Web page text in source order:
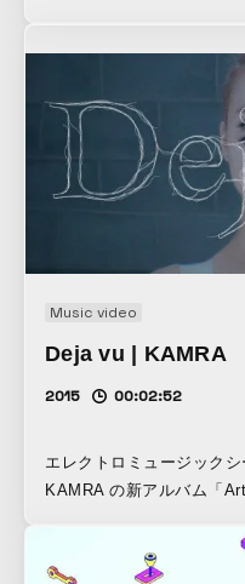
白TV」という番組内で、
取材いただきました。
Music video
Deja vu | KAMRA
2015 00:02:52
エレクトロミュージック
KAMRA の新アルバム「
クティブビデオです。特